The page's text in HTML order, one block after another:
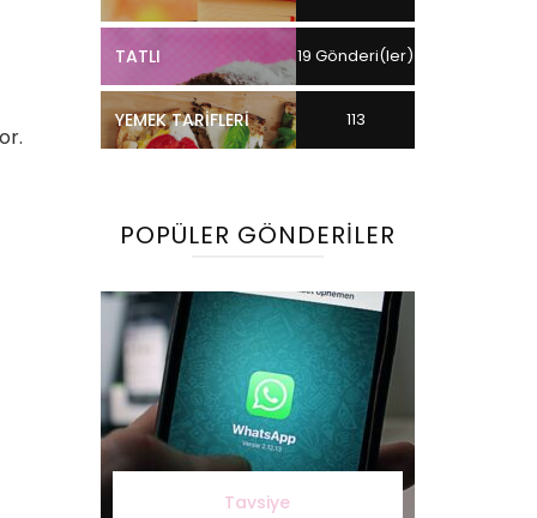
TATLI 19 Gönderi(ler)
YEMEK TARIFLERI 113
POPÜLER GÖNDERILER
Tavsiye